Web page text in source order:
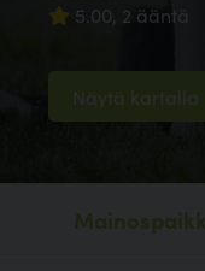
5.00, 2 ääntä
Näytä kartalla